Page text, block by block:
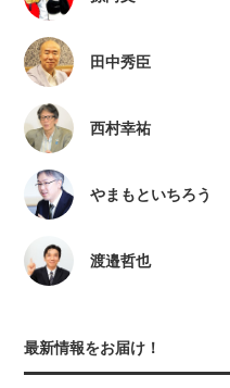
田中秀臣
西村幸祐
やまもといちろう
渡邉哲也
最新情報をお届け！